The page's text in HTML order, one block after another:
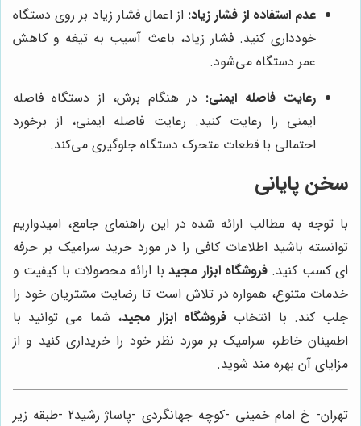
عدم استفاده از فشار زیاد: از اعمال فشار زیاد بر روی دستگاه
خودداری کنید. فشار زیاد، باعث آسیب به تیغه و کاهش
عمر دستگاه می‌شود.
رعایت فاصله ایمنی: در هنگام برش، از دستگاه فاصله
ایمنی را رعایت کنید. رعایت فاصله ایمنی، از برخورد
احتمالی با قطعات متحرک دستگاه جلوگیری می‌کند.
سخن پایانی
با توجه به مطالب ارائه شده در این راهنمای جامع، امیدواریم
توانسته باشید اطلاعات کافی را در مورد خرید سرامیک بر حرفه
ای کسب کنید.فروشگاه ابزار مجیدبا ارائه محصولات با کیفیت و
خدمات متنوع، همواره در تلاش است تا رضایت مشتریان خود را
جلب کند. با انتخاب فروشگاه ابزار مجید، شما می توانید با
اطمینان خاطر، سرامیک بر مورد نظر خود را خریداری کنید و از
مزایای آن بهره مند شوید.
تهران- خ امام خمینی -کوچه جهانگردی -پاساژ رشید2 -طبقه زیر